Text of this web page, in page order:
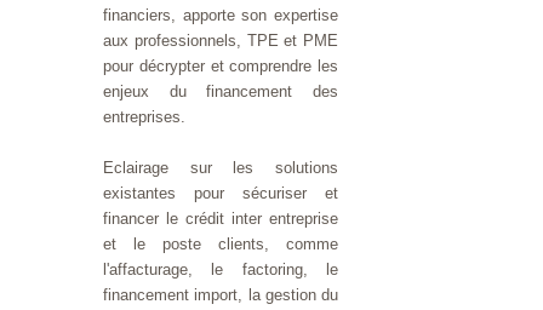
financiers, apporte son expertise
aux professionnels, TPE et PME
pour décrypter et comprendre les
enjeux du financement des
entreprises.
Eclairage sur les solutions
existantes pour sécuriser et
financer le crédit inter entreprise
et le poste clients, comme
l'affacturage, le factoring, le
financement import, la gestion du